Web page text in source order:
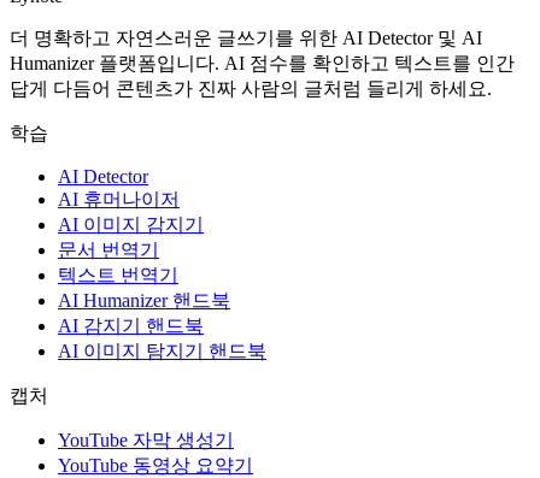
더 명확하고 자연스러운 글쓰기를 위한 AI Detector 및 AI
Humanizer 플랫폼입니다. AI 점수를 확인하고 텍스트를 인간
답게 다듬어 콘텐츠가 진짜 사람의 글처럼 들리게 하세요.
학습
AI Detector
AI 휴머나이저
AI 이미지 감지기
문서 번역기
텍스트 번역기
AI Humanizer 핸드북
AI 감지기 핸드북
AI 이미지 탐지기 핸드북
캡처
YouTube 자막 생성기
YouTube 동영상 요약기